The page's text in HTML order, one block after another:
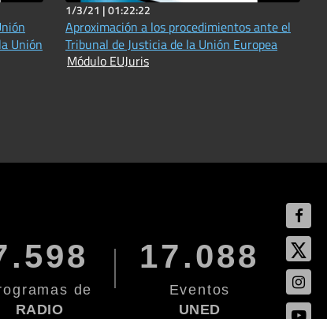
Unión
1/3/21 |01:22:22
Aproximación a los procedimientos ante el
Tribunal de Justicia de la Unión Europea
Módulo EUJuris
de
RADIO
17.088
Eventos
UNED